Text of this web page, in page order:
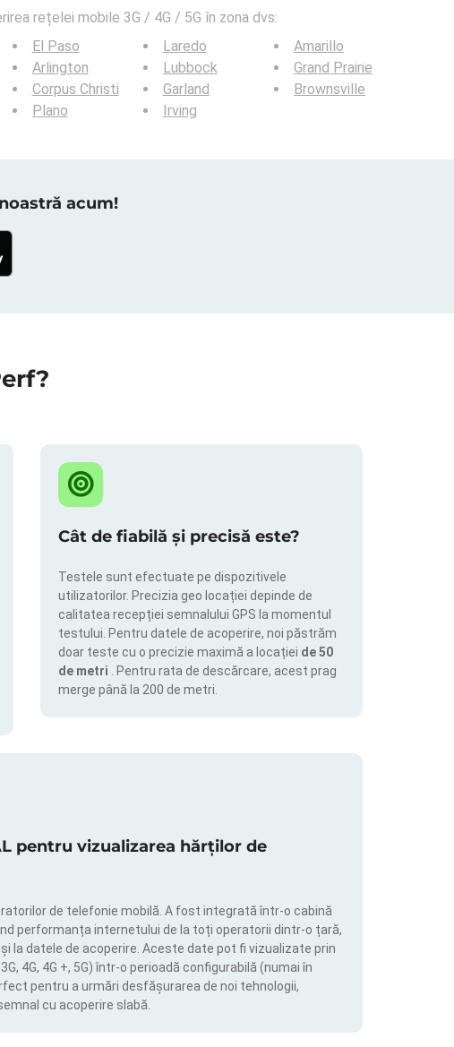
rețelei mobile 3G / 4G / 5G în zona dvs:
El Paso
Arlington
Corpus Christi
Plano
Laredo
Lubbock
Garland
Irving
Amarillo
Grand Prairie
Brownsville
acum!
Cât de fiabilă și precisă este?
Testele sunt efectuate pe dispozitivele
utilizatorilor. Precizia geo locației depinde de
calitatea recepției semnalului GPS la momentul
testului. Pentru datele de acoperire, noi păstrăm
doar teste cu o precizie maximă a locației de 50
de metri
. Pentru rata de descărcare, acest prag
merge până la 200 de metri.
pentru vizualizarea hărților de
de telefonie mobilă. A fost integrată într-o cabină
performanța internetului de la toți operatorii dintr-o țară,
la datele de acoperire. Aceste date pot fi vizualizate prin
4G, 4G +, 5G) într-o perioadă configurabilă (numai în
pentru a urmări desfășurarea de noi tehnologii,
cu acoperire slabă.